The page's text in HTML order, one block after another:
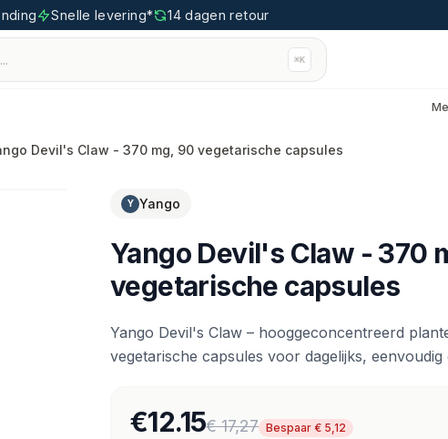
Snelle levering* 14 dagen retour
⌘K
Devil's Claw - 370 mg, 90 vegetarische capsules
Y Yango
Yango Devil's Claw - 370
vegetarische capsules
Yango Devil's Claw – hooggeconcentreerd
vegetarische capsules voor dagelijks, eenvoudig
€12.15€ 17,27 Bespaar € 5,12